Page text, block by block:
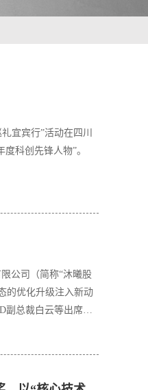
宜宾行”活动在四川
科创先锋人物”。
公司（简称“沐曦股
的优化升级注入新动
总裁白云等出席签